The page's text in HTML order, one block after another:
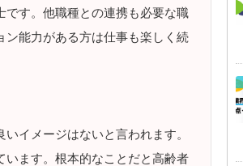
す。他職種との連携も必要な職
能力がある方は仕事も楽しく続
イメージはないと言われます。
ます。根本的なことだと高齢者